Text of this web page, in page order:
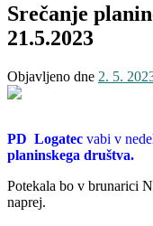
Srečanje
21.5.2023
Objavljeno dne 2. 5.
PD Logatec vabi v
planinskega društva.
Potekala bo v brunarici
naprej.